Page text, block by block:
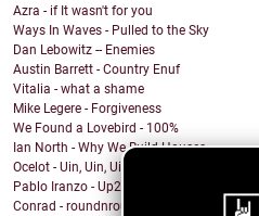
Azra - if It wasn't for you
Ways In Waves - Pulled to the Sky
Dan Lebowitz -- Enemies
Austin Barrett - Country Enuf
Vitalia - what a shame
Mike Legere - Forgiveness
We Found a Lovebird - 100%
Ian North - Why We Build Houses
Ocelot - Uin, Uin, Uin
Pablo Iranzo - Up2NoGood (Banx Remix)
Conrad - roundnround (feat. Perrin Xthona)